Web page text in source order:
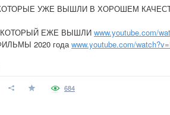
УЖЕ ВЫШЛИ В ХОРОШЕМ
ЕЖЕ ВЫШЛИ www.youtube.com/
2020 годаwww.youtube.com/
684